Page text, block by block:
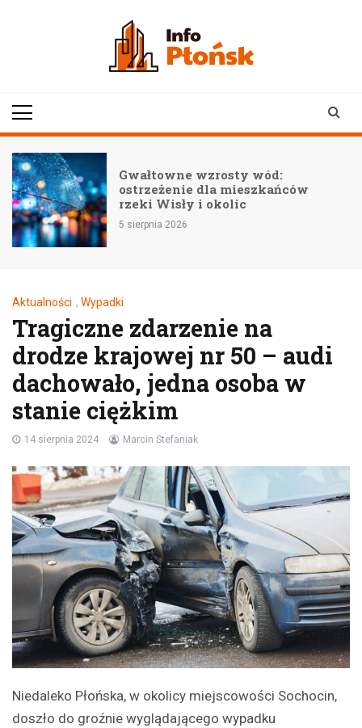
Gwałtowne wzrosty wód:
ostrzeżenie dla mieszkańców
rzeki Wisły i okolic
5 sierpnia 2026
Aktualności , Wypadki
Tragiczne zdarzenie na
drodze krajowej nr 50 – audi
dachowało, jedna osoba w
stanie ciężkim
14 sierpnia 2024 Marcin Stefaniak
Niedaleko Płońska, w okolicy miejscowości Sochocin,
doszło do groźnie wyglądającego wypadku